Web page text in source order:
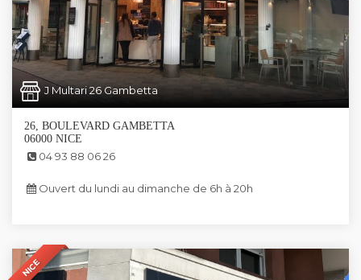
J Multari 26 Gambetta
26, BOULEVARD GAMBETTA
06000 NICE
04 93 88 06 26
Ouvert du lundi au dimanche de 6h à 20h
NICE